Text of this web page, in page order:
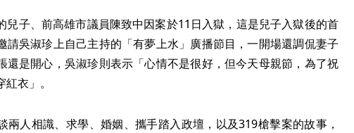
兒子、前高雄市議員陳致中因案於11日入獄，這是兒子入獄後的首
請吳淑珍上自己主持的「有夢上水」廣播節目，一開場還調侃妻子
還是開心，吳淑珍則表示「心情不是很好，但今天母親節，為了祝
衣」。
兩人相識、求學、婚姻、攜手踏入政壇，以及319槍擊案的故事，